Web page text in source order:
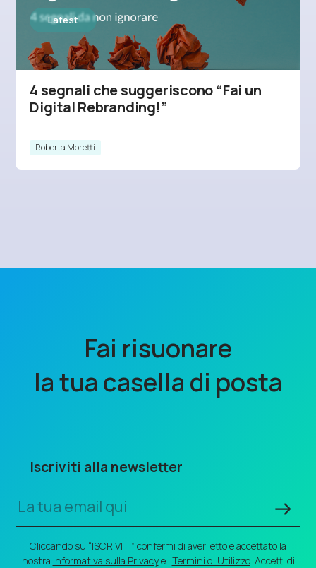
STRATEGY
4 segnali che suggeriscono “Fai un
Digital Rebranding!”
Roberta Moretti
Fai risuonare
la tua casella di posta
Iscriviti alla newsletter
Cliccando su “ISCRIVITI” confermi di aver letto e accettato la
nostra Informativa sulla Privacye i Termini di Utilizzo. Accetti di